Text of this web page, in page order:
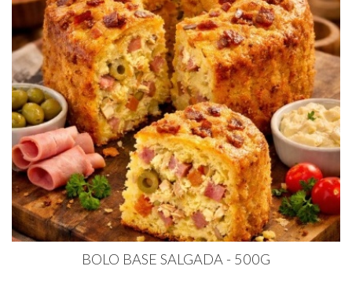
BOLO BASE SALGADA - 500G